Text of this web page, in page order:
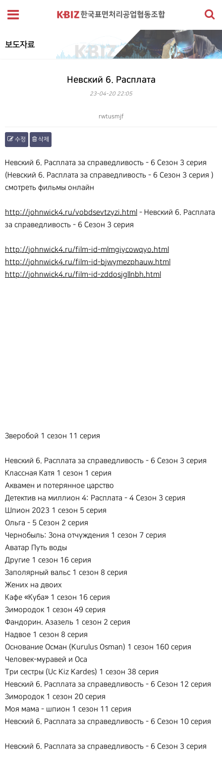
보도자료
Невский 6. Расплата
23-04-20 22:05
rwtusmjf
수정 삭제
Невский 6. Расплата за справедливость - 6 Сезон 3 серия
(Невский 6. Расплата за справедливость - 6 Сезон 3 серия )
смотреть фильмы онлайн
http://johnwick4.ru/vobdsevtzyzi.html - Невский 6. Расплата
за справедливость - 6 Сезон 3 серия
http://johnwick4.ru/film-id-mlmgiycowqyo.html
http://johnwick4.ru/film-id-bjwymezphauw.html
http://johnwick4.ru/film-id-zddosjgllnbh.html
Зверобой 1 сезон 11 серия
Невский 6. Расплата за справедливость - 6 Сезон 3 серия
Классная Катя 1 сезон 1 серия
Аквамен и потерянное царство
Детектив на миллион 4: Расплата - 4 Сезон 3 серия
Шпион 2023 1 сезон 5 серия
Ольга - 5 Сезон 2 серия
Чернобыль: Зона отчуждения 1 сезон 7 серия
Аватар Путь воды
Другие 1 сезон 16 серия
Заполярный вальс 1 сезон 8 серия
Жених на двоих
Кафе «Куба» 1 сезон 16 серия
Зимородок 1 сезон 49 серия
Фандорин. Азазель 1 сезон 2 серия
Надвое 1 сезон 8 серия
Основание Осман (Kurulus Osman) 1 сезон 160 серия
Человек-муравей и Оса
Три сестры (Uc Kiz Kardes) 1 сезон 38 серия
Невский 6. Расплата за справедливость - 6 Сезон 12 серия
Зимородок 1 сезон 20 серия
Моя мама - шпион 1 сезон 11 серия
Невский 6. Расплата за справедливость - 6 Сезон 10 серия
Невский 6. Расплата за справедливость - 6 Сезон 3 серия